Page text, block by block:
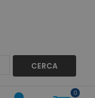
CERCA
0